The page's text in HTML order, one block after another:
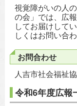
視覚障がいの人
の会」では、広
してお届けして
しくはお問い合
お問合わせ
人吉市社会福祉
令和6年度広報